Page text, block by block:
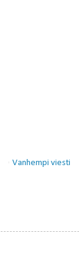
Vanhempi viesti